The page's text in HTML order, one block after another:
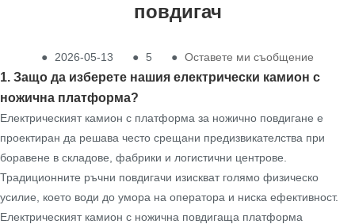
повдигач
● 2026-05-13 ● 5 ● Оставете ми съобщение
1. Защо да изберете нашия електрически камион с
ножична платформа?
Електрическият камион с платформа за ножично повдигане е
проектиран да решава често срещани предизвикателства при
боравене в складове, фабрики и логистични центрове.
Традиционните ръчни повдигачи изискват голямо физическо
усилие, което води до умора на оператора и ниска ефективност.
Електрическият камион с ножична повдигаща платформа